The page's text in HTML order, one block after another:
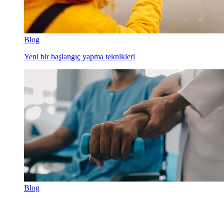
Blog
Yeni bir başlangıç yapma teknikleri
Blog